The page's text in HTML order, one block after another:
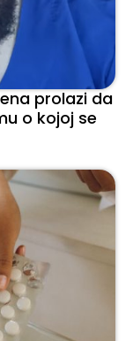
prolazi da
o kojoj se